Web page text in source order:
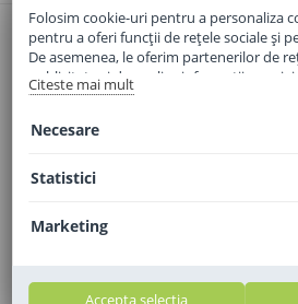
Email:office@elaptepraf.ro
Telefon:0745-964-449
Adresa:Sos. Borsului, Nr. 20, Oradea, Jud.
Folosim cookie-uri pentru a personaliza
pentru a oferi funcții de rețele sociale și
De asemenea, le oferim partenerilor de
publicitate și de analize informații cu
folosiți site-ul nostru. Aceștia le pot
Citeste mai mult
Necesare
Statistici
Marketing
Accepta selectia